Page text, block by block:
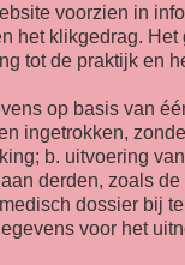
voorzien in
het klikgedrag.
tot de praktijk en
op basis van
ingetrokken,
b. uitvoering
derden, zoals
dossier bij
voor het